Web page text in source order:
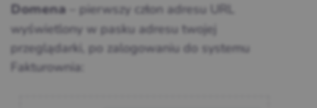
Domena
– pierwszy człon adresu URL
wyświetlony w pasku adresu twojej
przeglądarki, po zalogowaniu do systemu
Fakturownia: